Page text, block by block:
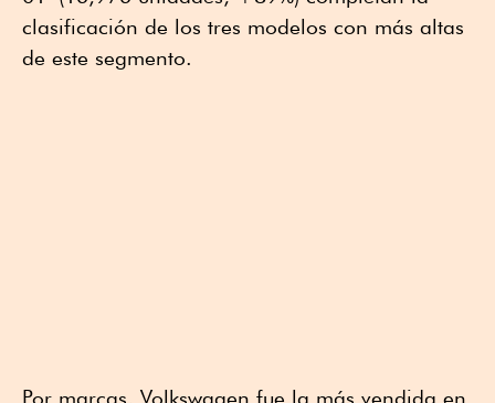
clasificación de los tres modelos con más altas
de este segmento.
Por marcas, Volkswagen fue la más vendida en